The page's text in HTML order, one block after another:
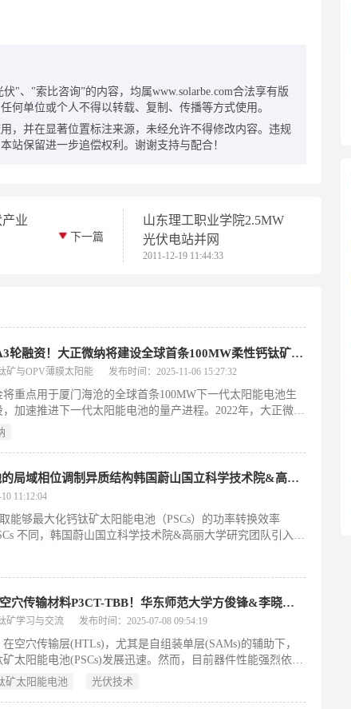
"、"索比咨询”的内容，均属www.solarbe.com合法享有版
何单位或个人不得以转载、复制、传播等方式使用。
，并在显著位置标注来源，未经允许不得修改内容。违规
站保留进一步追偿权利。谢谢支持与配合！
业
下一篇
山东理工职业学院2.5MW
光伏电站并网
2011-12-19 11:44:33
超亿元A3轮融资！大正微纳将建设全球首条100MW柔性钙钛矿太阳能电池产线
矿与OPV薄膜太阳能 发布时间：2025-11-06 15:27:32
将重点用于厦门海沧的全球首条100MW下一代太阳能电池生
，加速推进下一代太阳能电池的量产进程。2022年，大正微纳
首条柔性钙钛矿中试线，并开始向国内外客户供货。大正微纳
引了众多关注的目光。
用于高效率、超稳定钙钛矿太阳能电池的局域相位调制异质结构韩国蔚山国立科学技术院&高丽大学
11:12:04
能够最大化钙钛矿太阳能电池（PSCs）的功率转换效率
不同，韩国蔚山国立科学技术院&高丽大学研究团队引入一
PSCs 产生上述效果。在该结构中，我们将大量新开发的有
26.02%空穴传输材料P3CT-TBB！华东师范大学方俊锋&李晓冬用于高效倒置钙钛矿太阳能电池的厚度不敏感聚合物空穴传输层
矿学习与交流 发布时间：2025-07-08 09:54:19
空穴传输层(HTLs)，尤其是自组装单层(SAMs)的辅助下，
矿太阳能电池(PSCs)发展迅速。然而，目前器件性能强烈依赖
度，其厚度需严格控制在 <5 nm，若 SAM HTL 厚度超过 10
矿太阳能电池 光伏技术